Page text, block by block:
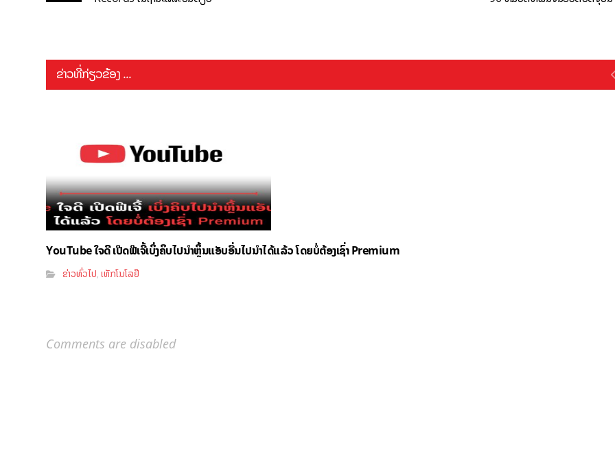
ຂ່າວທີ່ກ່ຽວຂ້ອງ ...
YouTube ໃຈດີ ເປີດຟີເຈີ້ເບິ່ງຄິບໄປນຳຫຼິ້ນແອັບອື່ນໄປນຳໄດ້ແລ້ວ ໂດຍບໍ່ຕ້ອງເຊົ່າ Premium
ຂ່າວທົ່ວໄປ,ເທັກໂນໂລຢີ
Comments are disabled